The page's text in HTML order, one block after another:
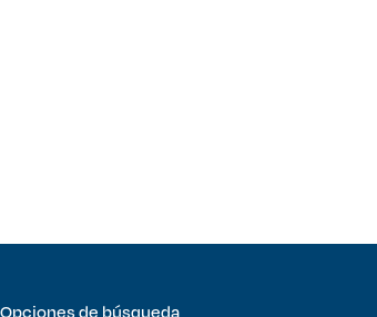
Opciones de búsqueda